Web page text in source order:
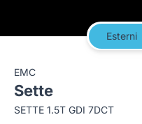
Esterni
EMC
Sette
SETTE 1.5T GDI 7DCT